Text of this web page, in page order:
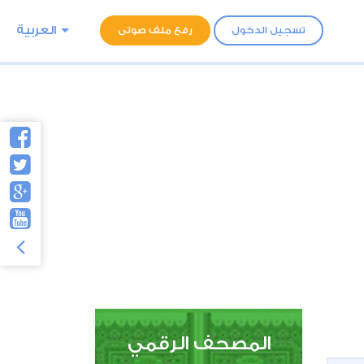
تسجيل الدخول رفع ملف صوتى العربية
المصحف الرقمي